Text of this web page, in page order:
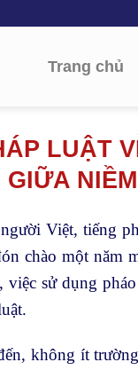
Trang chủ
LUẬT
GIỮA
Việt, tiếng
chào một năm
việc sử dụng
không ít